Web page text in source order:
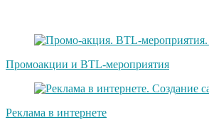
Промоакции и BTL-мероприятия
Реклама в интернете